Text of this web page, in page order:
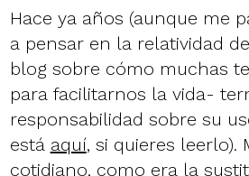
Hace ya años (aunque me
a pensar en la relatividad
blog sobre cómo muchas
para facilitarnos la vida-
responsabilidad sobre su
está aquí, si quieres leerlo).
cotidiano, como era la